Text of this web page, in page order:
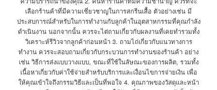
เลือกร้านค้าที่มีความเชี่ยวชาญในการสกรีนเสื้อ ตัวอย่างเช่น มี
ประสบการณ์สำหรับในการทำงานกับลูกค้าในอุตสาหกรรมที่คุณกำลัง
ดำเนินงาน นอกจากนั้น ควรจะไต่ถามเกี่ยวกับผลงานที่เคยทำรวมทั้ง
วิเคราะห์รีวิวจากลูกค้าก่อนหน้า 3. ถามไถ่เกี่ยวกับแนวทางการ
ทำงาน ควรจะสอบถามเกี่ยวกับกระบวนการทำงานของร้านค้า อย่าง
เช่น วิธีการส่งแบบวางแบบ, ขณะที่ใช้ในลัษณะของการผลิต, รวมทั้ง
เนื้อหาเกี่ยวกับค่าใช้จ่ายสำหรับบริการและเงื่อนไขการจ่ายเงิน เพื่อ
ให้คุณเข้าใจถึงกรรมวิธีและเป็นที่พอใจ 4. คุณภาพของวัสดุและหน้า